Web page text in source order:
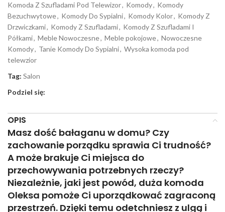
Komoda Z Szufladami Pod Telewizor, Komody, Komody
Bezuchwytowe, Komody Do Sypialni, Komody Kolor, Komody Z
Drzwiczkami, Komody Z Szufladami, Komody Z Szufladami I
Półkami, Meble Nowoczesne, Meble pokojowe, Nowoczesne
Komody, Tanie Komody Do Sypialni, Wysoka komoda pod
telewzior
Tag: Salon
Podziel się:
OPIS
Masz dość bałaganu w domu? Czy
zachowanie porządku sprawia Ci trudność?
A może brakuje Ci miejsca do
przechowywania potrzebnych rzeczy?
Niezależnie, jaki jest powód, duża komoda
Oleksa pomoże Ci uporządkować zagraconą
przestrzeń. Dzięki temu odetchniesz z ulgą i